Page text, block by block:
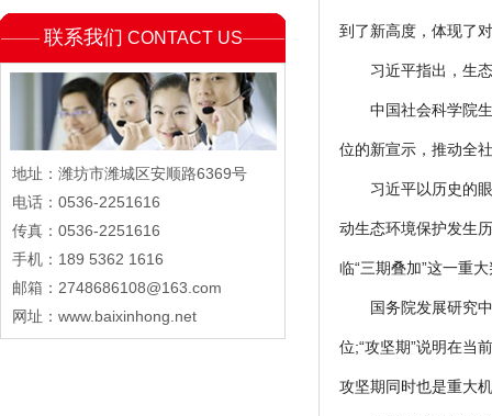
联系我们 CONTACT US
地址：潍坊市潍城区安顺路6369号
电话：0536-2251616
传真：0536-2251616
手机：189 5362 1616
邮箱：2748686108@163.com
网址：www.baixinhong.net
到了新高度，体现了
习近平指出，生
中国社会科学院
位的新宣示，推动全
习近平以历史的
动生态环境保护发生
临“三期叠加”这一重
国务院发展研究
位;“攻坚期”说明在当
攻坚期同时也是重大